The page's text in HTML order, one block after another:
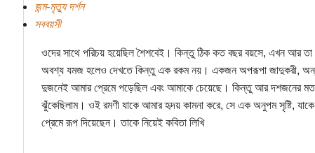
জন্ম-মৃত্যু দর্শন
সববয়সী
ওদের সাথে পরিচয় হয়েছিল শৈশবেই। কিন্তু ঠিক কত বছর বয়সে, এখন আর
অবশ্য যমজ হলেও দেখতে কিন্তু এক রকম নয়। একজন অপরূপা জাদুকরী,
দুজনেই আমার প্রেমে পড়েছিল এবং আমাকে চেয়েছে। কিন্তু আর দশজনের মত
ঝুঁকেছিলাম। ওই রমণী যাকে আমার হৃদয় কামনা করে, সে এক অনুপম সৃষ্টি, যাকে
প্রেমে রূপ দিয়েছেন। তাকে নিয়েই কবিতা লিখি